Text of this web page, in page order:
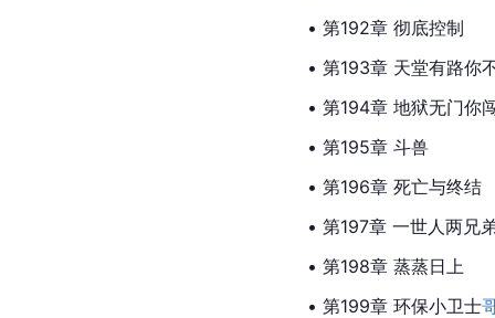
• 第192章 彻底控制
• 第193章 天堂有路你
• 第194章 地狱无门你
• 第195章 斗兽
• 第196章 死亡与终结
• 第197章 一世人两兄
• 第198章 蒸蒸日上
• 第199章 环保小卫士